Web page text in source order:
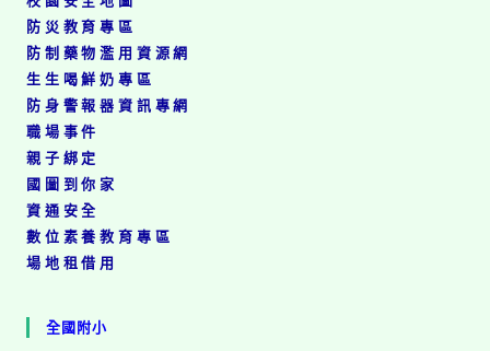
防災教育專區
防制藥物濫用資源網
生生喝鮮奶專區
防身警報器資訊專網
職場事件
親子綁定
國圖到你家
資通安全
數位素養教育專區
場地租借用
全國附小